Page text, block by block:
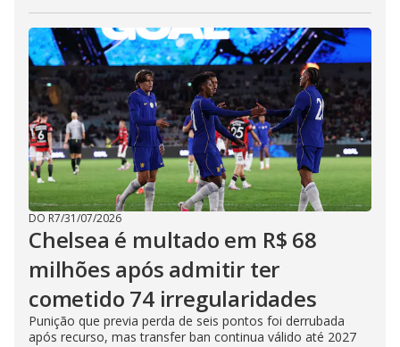
DO R7/31/07/2026
Chelsea é multado em R$ 68
milhões após admitir ter
cometido 74 irregularidades
Punição que previa perda de seis pontos foi derrubada
após recurso, mas transfer ban continua válido até 2027